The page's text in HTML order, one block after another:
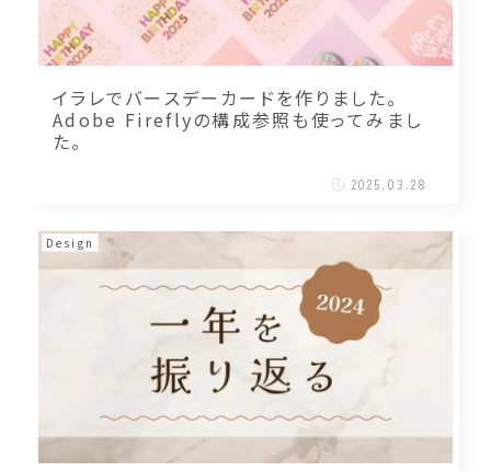
イラレでバースデーカードを作りました。
Adobe Fireflyの構成参照も使ってみまし
た。
2025.03.28
Design